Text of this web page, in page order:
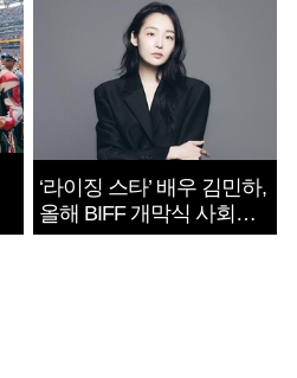
‘라이징 스타’ 배우 김민하,
올해 BIFF 개막식 사회자
확정